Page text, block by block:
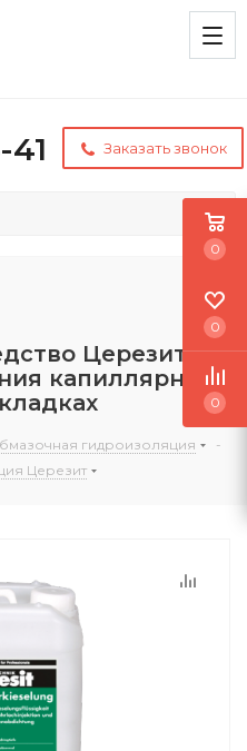
41 Заказать звонок
Церезит CO
капиллярной
гидроизоляция
-
Церезит
0
0
0